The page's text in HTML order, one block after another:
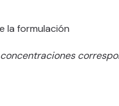
la formulación